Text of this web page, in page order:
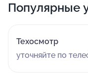
Популярные
Техосмотр
уточняйте по